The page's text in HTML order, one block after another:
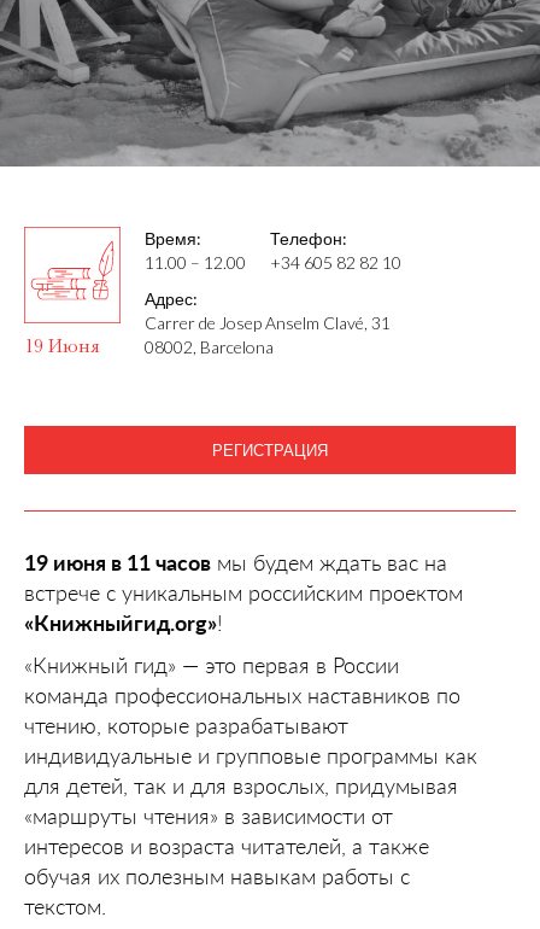
19 Июня
Время:
11.00 – 12.00
Телефон:
+34 605 82 82 10
Адрес:
Carrer de Josep Anselm Clavé, 31
08002, Barcelona
РЕГИСТРАЦИЯ
19 июня в 11 часов мы будем ждать вас на
встрече с уникальным российским проектом
«Книжныйгид.org»!
«Книжный гид» — это первая в России
команда профессиональных наставников по
чтению, которые разрабатывают
индивидуальные и групповые программы как
для детей, так и для взрослых, придумывая
«маршруты чтения» в зависимости от
интересов и возраста читателей, а также
обучая их полезным навыкам работы с
текстом.